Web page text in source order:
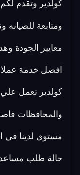
ومتابعة للصيانه
معايير الجودة
افضل خدمة
كولدير تعمل
والمحافظات
حالة طلب